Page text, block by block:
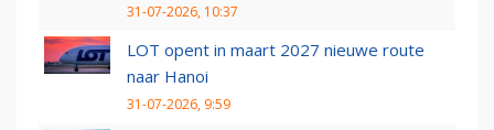
31-07-2026, 10:37
LOT opent in maart 2027 nieuwe route
naar Hanoi
31-07-2026, 9:59